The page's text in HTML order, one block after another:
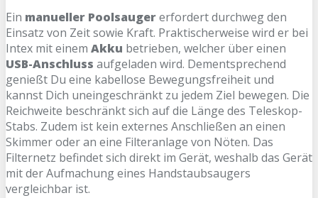
Ein manueller Poolsaugererfordert durchweg den
Einsatz von Zeit sowie Kraft. Praktischerweise wird er bei
Intex mit einem Akku betrieben, welcher über einen
USB-Anschluss aufgeladen wird. Dementsprechend
genießt Du eine kabellose Bewegungsfreiheit und
kannst Dich uneingeschränkt zu jedem Ziel bewegen. Die
Reichweite beschränkt sich auf die Länge des Teleskop-
Stabs. Zudem ist kein externes Anschließen an einen
Skimmer oder an eine Filteranlage von Nöten. Das
Filternetz befindet sich direkt im Gerät, weshalb das Gerät
mit der Aufmachung eines Handstaubsaugers
vergleichbar ist.